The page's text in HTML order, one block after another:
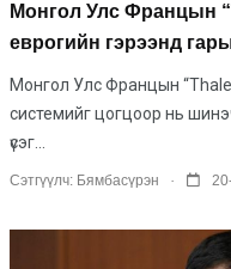
Монгол Улс Францын
еврогийн гэрээнд
Монгол Улс Францын
системийг цогцоор нь
үсэг...
Сэтгүүлч: Бямбасүрэн .